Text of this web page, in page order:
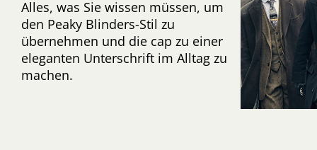
Alles, was Sie wissen müssen, um
den Peaky Blinders-Stil zu
übernehmen und die cap zu einer
eleganten Unterschrift im Alltag zu
machen.